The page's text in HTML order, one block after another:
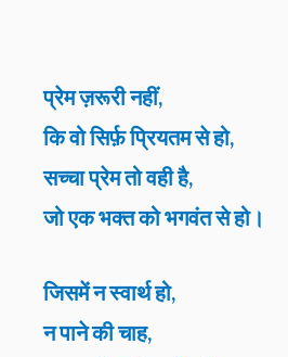
प्रेम ज़रूरी नहीं,
कि वो सिर्फ़ प्रियतम से हो,
सच्चा प्रेम तो वही है,
जो एक भक्त को भगवंत से हो।
जिसमें न स्वार्थ हो,
न पाने की चाह,